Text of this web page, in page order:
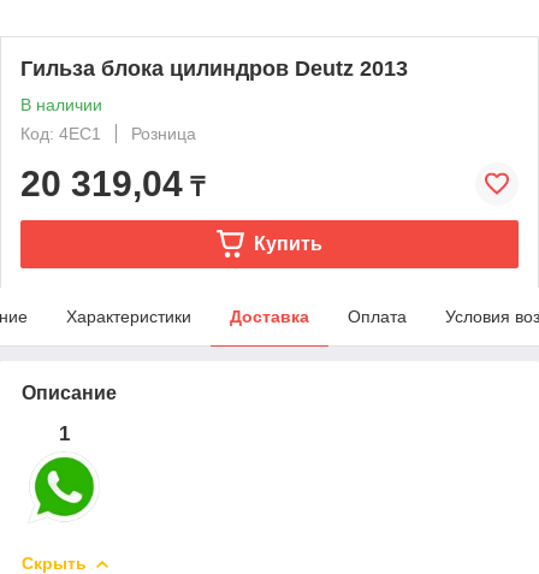
Гильза блока цилиндров Deutz 2013
В наличии
Код: 4EC1
Розница
20 319,04 ₸
Купить
Характеристики Доставка Оплата Условия
Описание
1
Скрыть